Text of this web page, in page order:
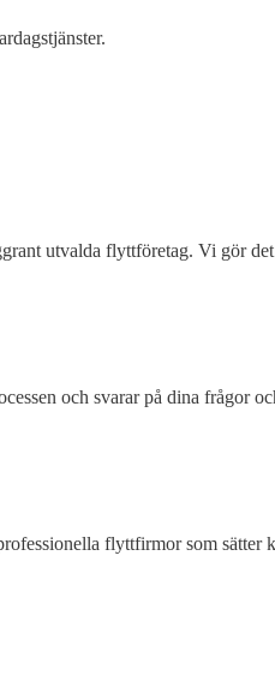
utvalda flyttföretag. Vi gör
och svarar på dina frågor
flyttfirmor som sätter